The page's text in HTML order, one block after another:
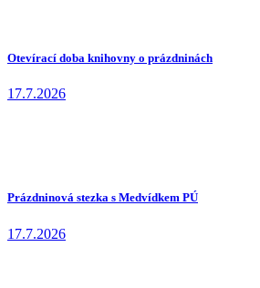
Otevírací doba knihovny o prázdninách
17.7.2026
Prázdninová stezka s Medvídkem PÚ
17.7.2026